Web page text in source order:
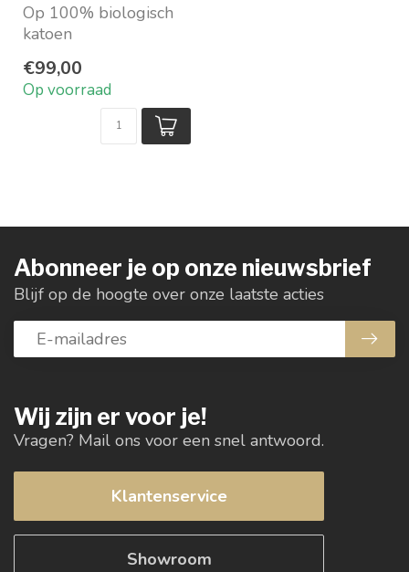
Op 100% biologisch
katoen
maten
Collectie: Originals
€99,00
Op voorraad
Wij zijn er voor je!
Vragen? Mail ons voor een snel antwoord.
Klantenservice
Showroom
Abonneer je op onze nieuwsbrief
Blijf op de hoogte over onze laatste acties